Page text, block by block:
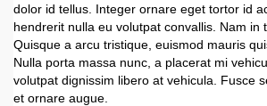
dolor id tellus. Integer ornare eget tortor id
hendrerit nulla eu volutpat convallis. Nam in
Quisque a arcu tristique, euismod mauris
Nulla porta massa nunc, a placerat mi
volutpat dignissim libero at vehicula. Fusce
et ornare augue.